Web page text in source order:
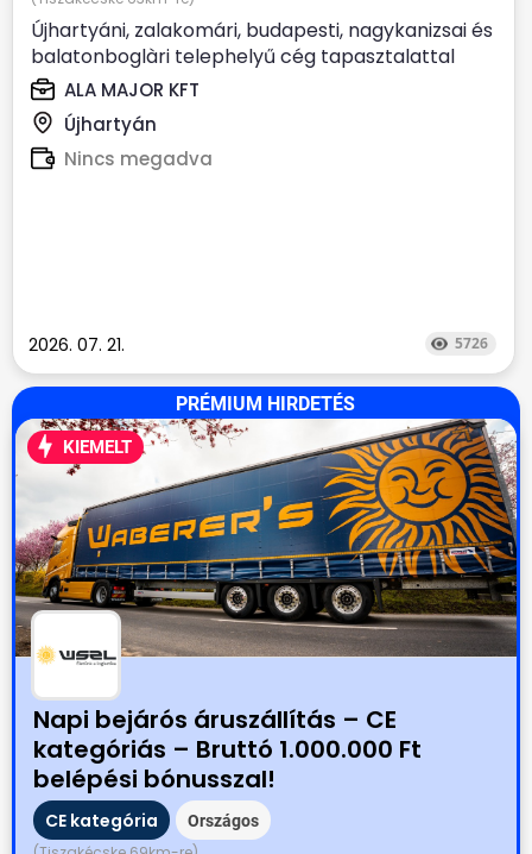
Újhartyáni, zalakomári, budapesti, nagykanizsai és
balatonboglàri telephelyű cég tapasztalattal
rendelkező,...
ALA MAJOR KFT
Újhartyán
Nincs megadva
2026. 07. 21. 5726
PRÉMIUM HIRDETÉS
KIEMELT
Napi bejárós áruszállítás – CE
kategóriás – Bruttó 1.000.000 Ft
belépési bónusszal!
CE kategória Országos